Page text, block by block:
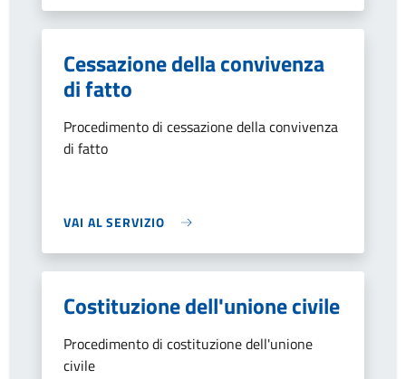
Cessazione della convivenza
di fatto
Procedimento di cessazione della convivenza
di fatto
VAI AL SERVIZIO
Costituzione dell'unione civile
Procedimento di costituzione dell'unione
civile